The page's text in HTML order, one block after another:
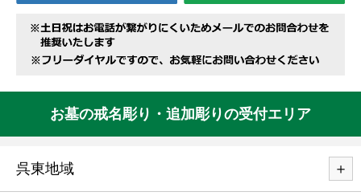
お墓の戒名彫り・追加彫りの受付エリア
呉東地域